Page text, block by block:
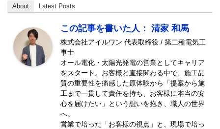
About Latest Posts
この記事を書いた人： 清家 和馬
株式会社アイルワン 代表取締役 / 第二種電気工
事士
オール電化・太陽光発電の営業としてキャリア
をスタート。お客様と直接関わる中で、施工品
質の重要性を痛感した原体験から「提案から施
工まで一貫して責任を持ち、お客様に本当の安
心を届けたい」という想いを抱き、職人の世界
へ。
営業で培った「お客様の視点」と、現場で培っ